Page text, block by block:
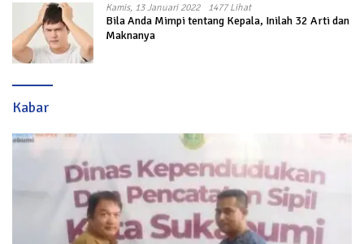
Kamis, 13 Januari 2022 1477 Lihat
Bila Anda Mimpi tentang Kepala, Inilah 32 Arti dan
Maknanya
Kabar